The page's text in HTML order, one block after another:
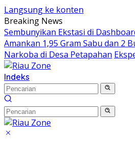
Langsung ke konten
Breaking News
Sembunyikan Ekstasi di
Amankan 1,95 Gram Sabu dan 2
Narkoba di Desa Petapahan
Indeks